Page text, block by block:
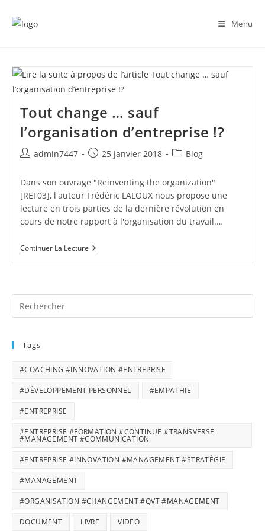
Menu
Tout change … sauf
l’organisation d’entreprise !?
Auteur/autrice
la
publication :
admin7447
Publication
25 janvier 2018
PostBlog
Dans son ouvrage "Reinventing the organization"
[REF03], l'auteur Frédéric LALOUX nous propose une
lecture en trois parties de la dernière révolution en
cours de notre rapport à l'organisation du travail.…
Continuer La LectureTout
Change
D’entreprise
Tags
#COACHING #INNOVATION #ENTREPRISE
#DÉVELOPPEMENT PERSONNEL #EMPATHIE
#ENTREPRISE
#ENTREPRISE #FORMATION #CONTINUE #TRANSVERSE
#MANAGEMENT #COMMUNICATION
#ENTREPRISE #INNOVATION #MANAGEMENT #STRATÉGIE
#MANAGEMENT
#ORGANISATION #CHANGEMENT #QVT #MANAGEMENT
DOCUMENT LIVRE VIDEO